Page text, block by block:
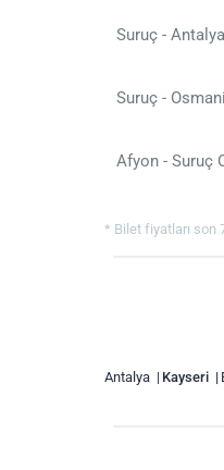
Suruç -
Suruç -
Afyon - Suruç
* Bilet fiyatları son
Antalya Kayseri